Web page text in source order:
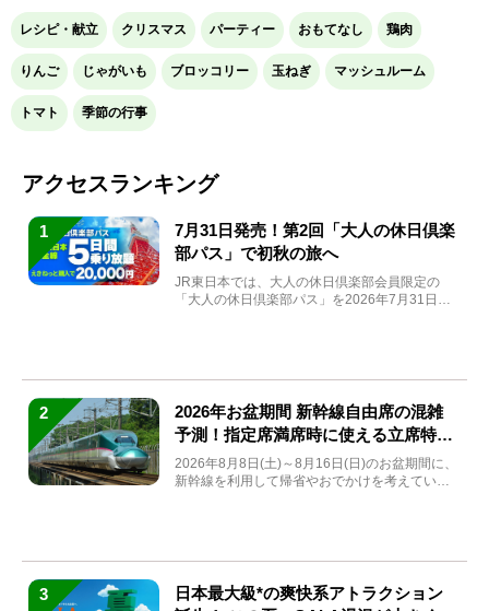
レシピ・献立 クリスマス パーティー おもてなし 鶏肉
りんご じゃがいも ブロッコリー 玉ねぎ マッシュルーム
トマト 季節の行事
アクセスランキング
1
7月31日発売！第2回「大人の休日倶楽
部パス」で初秋の旅へ
JR東日本では、大人の休日倶楽部会員限定の
「大人の休日倶楽部パス」を2026年7月31日
2
2026年お盆期間 新幹線自由席の混雑
予測！指定席満席時に使える立席特急
券も解説
2026年8月8日(土)～8月16日(日)のお盆期間に、
新幹線を利用して帰省やおでかけを考えている
3
日本最大級*の爽快系アトラクション